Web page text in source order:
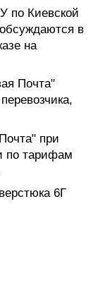
по Киевской
в
на
Почта"
при
по тарифам
6Г